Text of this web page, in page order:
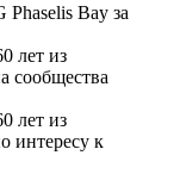
Bay за
лет из
сообщества
лет из
интересу к